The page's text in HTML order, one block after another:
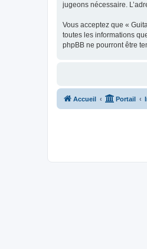
jugeons nécessaire.
Vous acceptez que «
toutes les informations
phpBB ne pourront être
Accueil Portail